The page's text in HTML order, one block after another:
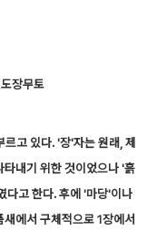
장무토
고 있다. '장'자는 원래, 제
내기 위한 것이었으나 '흙
다고 한다. 후에 '마당'이나
에서 구체적으로 1장에서